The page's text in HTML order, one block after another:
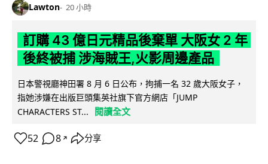
Lawton 20 小時
訂購 43 億日元精品後棄單 大阪女 2 年
後終被捕 涉海賊王,火影周邊產品
日本警視廳神田署 8 月 6 日公布，拘捕一名 32 歲大阪女子，
指她涉嫌在出版巨頭集英社旗下官方網店「JUMP
CHARACTERS ST...
閱讀全文
52 8 ↗ 分享